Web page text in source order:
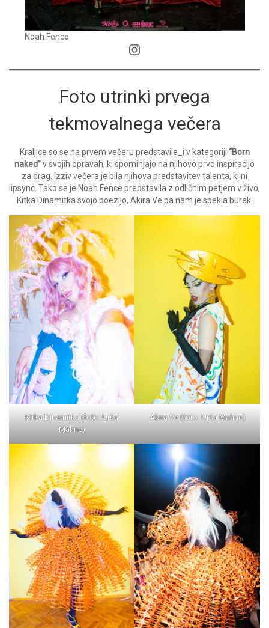
Noah Fence
Instagram
Foto utrinki prvega
tekmovalnega večera
Kraljice so se na prvem večeru predstavile_i v kategoriji “Born
naked”v svojih opravah, ki spominjajo na njihovo prvo inspiracijo
za drag. Izziv večera je bila njihova predstavitev talenta, ki ni
lipsync. Tako se je Noah Fence predstavila z odličnim petjem v živo,
Kitka Dinamitka svojo poezijo, Akira Ve pa nam je spekla burek.
Kitka Dinamitka (foto: Urša
Mahne)
Akira Ve (foto: Urša Mahne)